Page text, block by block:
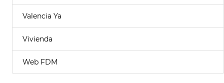
Valencia Ya
Vivienda
Web FDM